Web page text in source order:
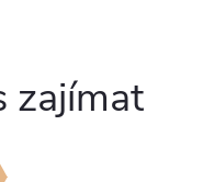
zajímat